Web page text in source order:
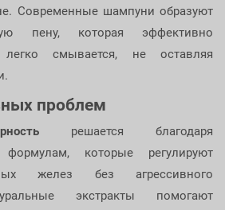
Современные шампуни образуют
пену, которая эффективно
легко смывается, не оставляя
проблем
решается благодаря
формулам, которые регулируют
желез без агрессивного
экстракты помогают